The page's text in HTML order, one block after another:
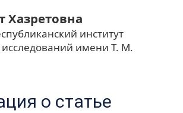
Хазретовна
институт
имени Т. М.
о статье